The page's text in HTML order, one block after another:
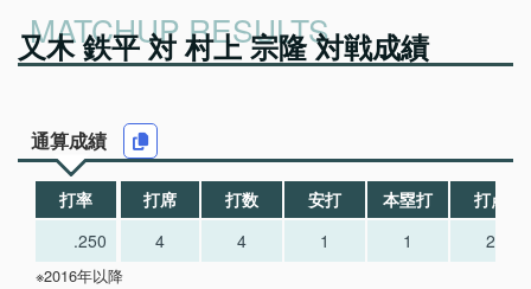
又木 鉄平 対 村上 宗隆 対戦成績
通算成績
打率 打席 打数 安打 本塁打
打点
.250
4 4 1 1 2
※2016年以降